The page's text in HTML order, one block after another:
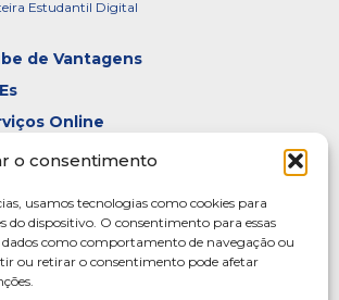
o consentimento
usamos tecnologias como cookies para
do dispositivo. O consentimento para essas
como comportamento de navegação ou
ou retirar o consentimento pode afetar
Estudantil Digital
de Vantagens
Online
de Presidentes